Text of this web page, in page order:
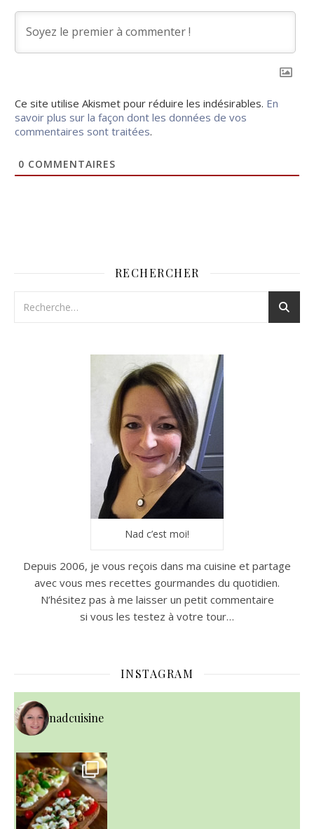
Ce site utilise Akismet pour réduire les indésirables. En
savoir plus sur la façon dont les données de vos
commentaires sont traitées.
0 COMMENTAIRES
RECHERCHER
Nad c’est moi!
Depuis 2006, je vous reçois dans ma cuisine et partage
avec vous mes recettes gourmandes du quotidien.
N’hésitez pas à me laisser un petit commentaire
si vous les testez à votre tour…
INSTAGRAM
nadcuisine